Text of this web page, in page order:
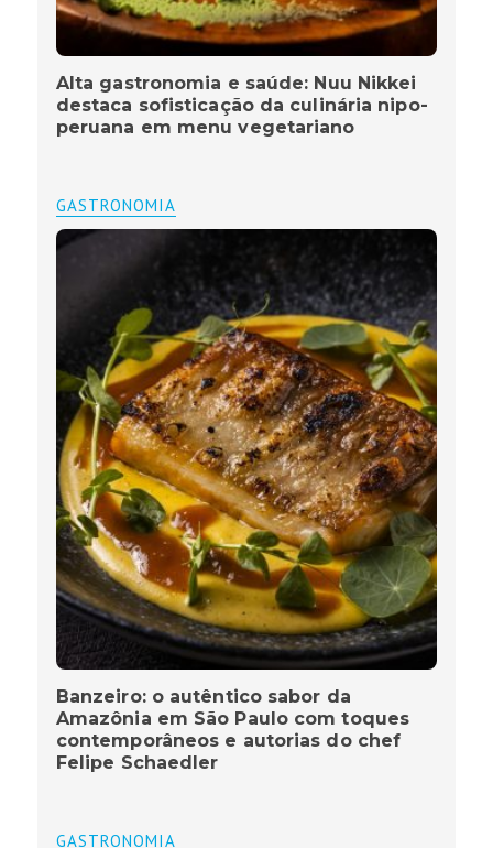
Alta gastronomia e saúde: Nuu Nikkei
destaca sofisticação da culinária nipo-
peruana em menu vegetariano
GASTRONOMIA
Banzeiro: o autêntico sabor da
Amazônia em São Paulo com toques
contemporâneos e autorias do chef
Felipe Schaedler
GASTRONOMIA